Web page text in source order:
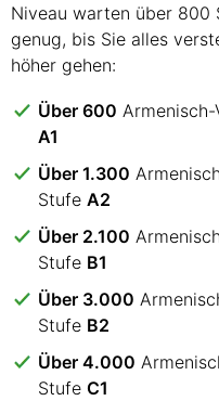
Niveau warten über 800
genug, bis Sie alles
höher gehen:
Über 600
A1
Über 1.300
Stufe A2
Über 2.100
Stufe B1
Über 3.000
Stufe B2
Über 4.000
Stufe C1